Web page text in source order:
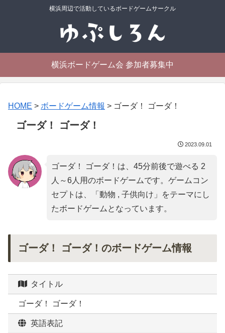
横浜周辺で活動しているボードゲームサークル
横浜ボードゲーム会 参加者募集中
HOME > ボードゲーム情報 > ゴーダ！ ゴーダ！
ゴーダ！ ゴーダ！
2023.09.01
ゴーダ！ ゴーダ！は、45分前後で遊べる 2
人～6人用のボードゲームです。ゲームコン
セプトは、「 動物 , 子供向け 」をテーマにし
たボードゲームとなっています。
ゴーダ！ ゴーダ！のボードゲーム情報
タイトル
ゴーダ！ ゴーダ！
英語表記